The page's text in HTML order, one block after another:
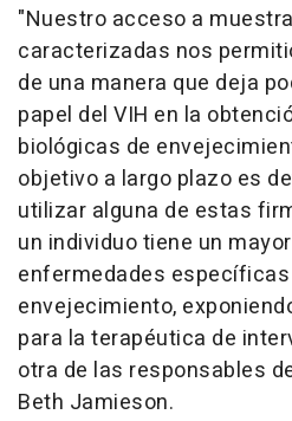
"Nuestro acceso a
caracterizadas nos
de una manera que deja
papel del VIH en la
biológicas de
objetivo a largo plazo es
utilizar alguna de estas
un individuo tiene un
enfermedades
envejecimiento,
para la terapéutica de
otra de las responsables
Beth Jamieson.